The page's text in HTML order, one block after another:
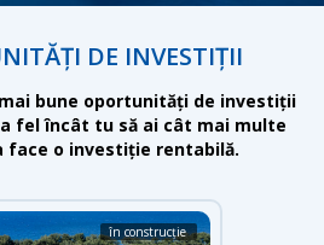
DE INVESTIȚII
bune oportunități de investiții
fel încât tu să ai cât mai multe
face o investiție rentabilă.
în construcție